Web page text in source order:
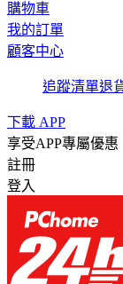
購物車
我的訂單
顧客中心
追蹤清單退
下載 APP
享受APP專屬優惠
註冊
登入